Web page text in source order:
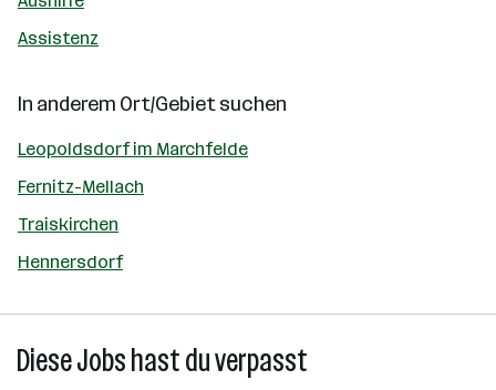
Assistenz
In anderem Ort/Gebiet suchen
Leopoldsdorf im Marchfelde
Fernitz-Mellach
Traiskirchen
Hennersdorf
Diese Jobs hast du verpasst